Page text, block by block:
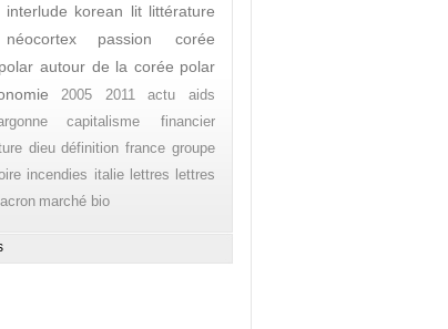
interlude korean lit littérature
néocortex
passion corée
polar autour de la corée polar
2005 2011 actu
aids
capitalisme financier
dieu définition france groupe
incendies italie lettres lettres
marché bio